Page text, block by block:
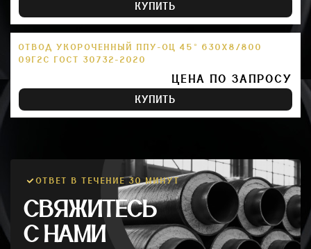
КУПИТЬ
ОТВОД УКОРОЧЕННЫЙ ППУ-ОЦ 45° 630Х8/800
09Г2С ГОСТ 30732-2020
ЦЕНА ПО ЗАПРОСУ
КУПИТЬ
ОТВЕТ В ТЕЧЕНИЕ 30 МИНУТ
СВЯЖИТЕСЬ
С НАМИ